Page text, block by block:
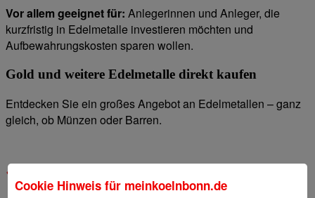
Vor allem geeignet für: Anlegerinnen und Anleger, die
kurzfristig in Edelmetalle investieren möchten und
Aufbewahrungskosten sparen wollen.
Gold und weitere Edelmetalle direkt kaufen
Entdecken Sie ein großes Angebot an Edel­metallen – ganz
gleich, ob Münzen oder Barren.
Cookie Hinweis für meinkoelnbonn.de